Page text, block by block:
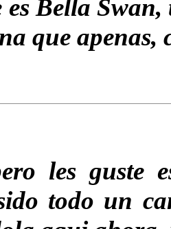
Bella Swan,
que apenas,
les guste
todo un